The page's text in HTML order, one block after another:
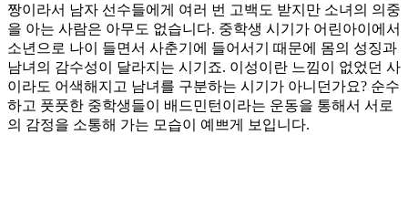
짱이라서 남자 선수들에게 여러 번 고백도 받지만 소녀의 의중
을 아는 사람은 아무도 없습니다. 중학생 시기가 어린아이에서
소년으로 나이 들면서 사춘기에 들어서기 때문에 몸의 성징과
남녀의 감수성이 달라지는 시기죠. 이성이란 느낌이 없었던 사
이라도 어색해지고 남녀를 구분하는 시기가 아니던가요? 순수
하고 풋풋한 중학생들이 배드민턴이라는 운동을 통해서 서로
의 감정을 소통해 가는 모습이 예쁘게 보입니다.